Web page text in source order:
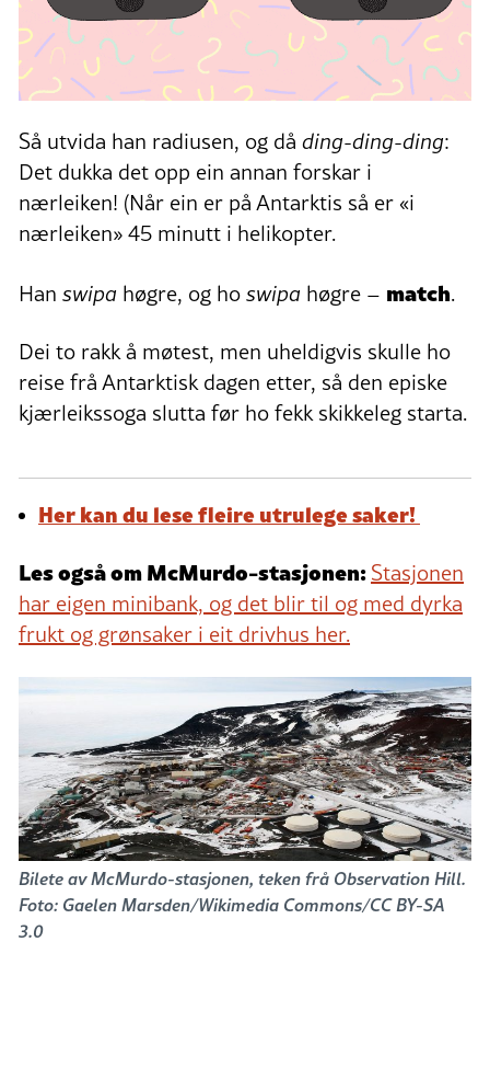
Så utvida han radiusen, og då ding-ding-ding:
Det dukka det opp ein annan forskar i
nærleiken! (Når ein er på Antarktis så er «i
nærleiken» 45 minutt i helikopter.
Han swipa høgre, og hoswipa høgre – match.
Dei to rakk å møtest, men uheldigvis skulle ho
reise frå Antarktisk dagen etter, så den episke
kjærleikssoga slutta før ho fekk skikkeleg starta.
Her kan du lese fleire utrulege saker!
Les også om McMurdo-stasjonen:Stasjonen
har eigen minibank, og det blir til og med dyrka
frukt og grønsaker i eit drivhus her.
Bilete av McMurdo-stasjonen, teken frå Observation Hill.
Foto: Gaelen Marsden/Wikimedia Commons/CC BY-SA
3.0